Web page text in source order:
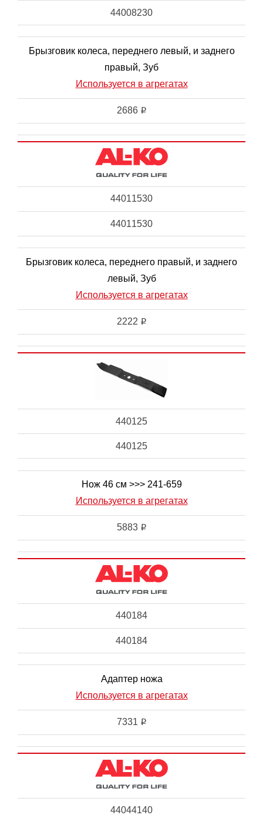
44008230
Брызговик колеса, переднего левый, и заднего
правый, Зуб
Используется в агрегатах
2686 i
44011530
44011530
Брызговик колеса, переднего правый, и заднего
левый, Зуб
Используется в агрегатах
2222 i
440125
440125
Нож 46 см >>> 241-659
Используется в агрегатах
5883 i
440184
440184
Адаптер ножа
Используется в агрегатах
7331 i
44044140